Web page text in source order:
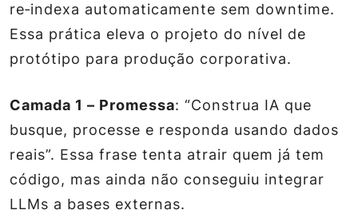
re‑indexa automaticamente sem downtime.
Essa prática eleva o projeto do nível de
protótipo para produção corporativa.
Camada 1 – Promessa: “Construa IA que
busque, processe e responda usando dados
reais”. Essa frase tenta atrair quem já tem
código, mas ainda não conseguiu integrar
LLMs a bases externas.